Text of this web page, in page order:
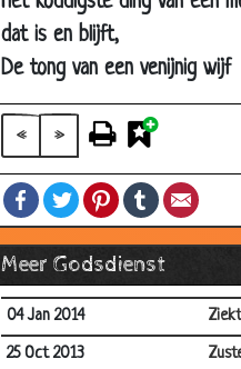
dat is en blijft,
De tong van een venijnig wijf
« »
FacebookTwitterPinterestTumblr
Meer Godsdienst
12 Nov 2014
19 Aug 2014
19 Feb 2014
28 Jan 2014
Bij
04 Jan 2014
25 Oct 2013